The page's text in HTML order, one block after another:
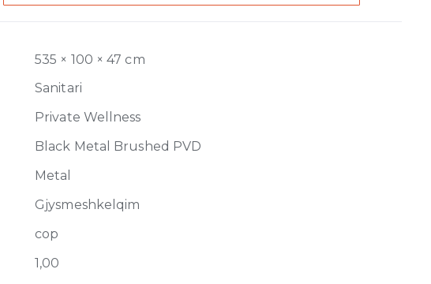
535 × 100 × 47 cm
Sanitari
Private Wellness
Black Metal Brushed PVD
Metal
Gjysmeshkelqim
cop
1,00